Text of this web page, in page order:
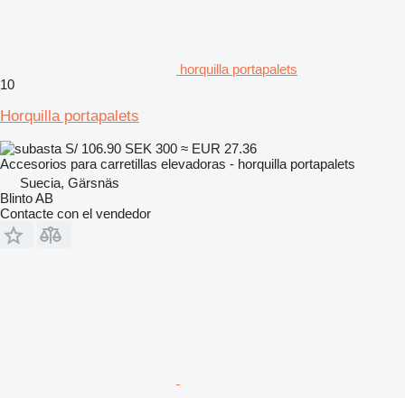
horquilla portapalets
10
Horquilla portapalets
S/ 106.90 SEK 300 ≈ EUR 27.36
Accesorios para carretillas elevadoras - horquilla portapalets
Suecia, Gärsnäs
Blinto AB
Contacte con el vendedor